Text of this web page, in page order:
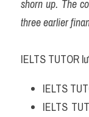
shorn up. The
three earlier
IELTS TUTOR
IELTS
IELTS